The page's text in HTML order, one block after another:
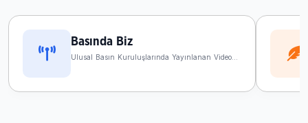
1 ay önce
hasta nakil ambulansımızla ulaşım
Basında Biz
Ulusal Basın Kuruluşlarında Yayınlanan Video